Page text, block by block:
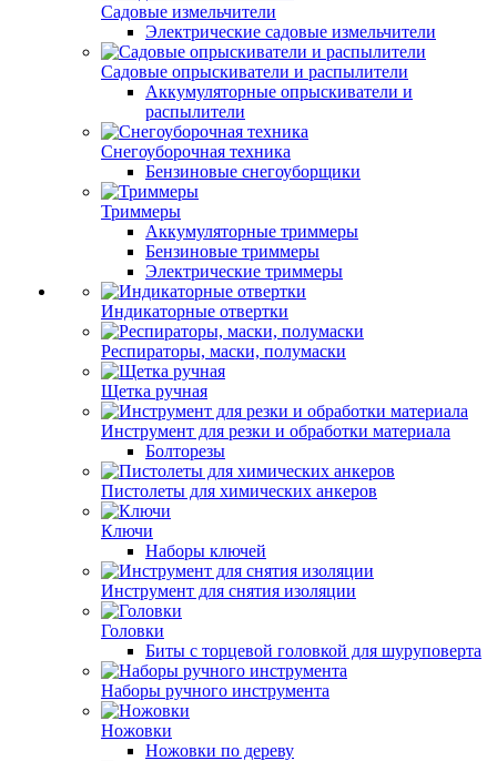
Садовые измельчители
Электрические садовые измельчители
Садовые опрыскиватели и распылители
Аккумуляторные опрыскиватели и
распылители
Снегоуборочная техника
Бензиновые снегоуборщики
Триммеры
Аккумуляторные триммеры
Бензиновые триммеры
Электрические триммеры
Индикаторные отвертки
Респираторы, маски, полумаски
Щетка ручная
Инструмент для резки и обработки материала
Болторезы
Пистолеты для химических анкеров
Ключи
Наборы ключей
Инструмент для снятия изоляции
Головки
Биты с торцевой головкой для шуруповерта
Наборы ручного инструмента
Ножовки
Ножовки по дереву